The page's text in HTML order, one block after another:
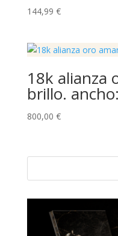
144,99 €
18k alianza
brillo.
800,00 €